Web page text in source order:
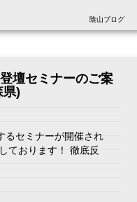
陰山ブログ
壇セミナーのご案
県)
るセミナーが開催され
ております！ 徹底反